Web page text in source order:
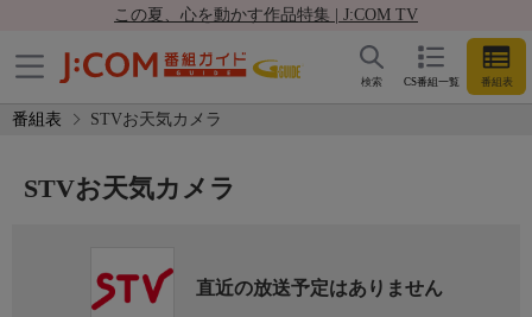
この夏、心を動かす作品特集 | J:COM TV
CS番組一覧 番組表
検索
番組表 STVお天気カメラ
STVお天気カメラ
直近の放送予定はありません